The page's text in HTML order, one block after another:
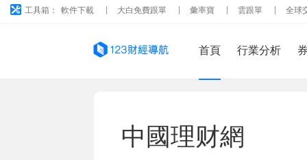
工具箱： 軟件下載 大白免費跟單 彙率寶 雲跟單 全球
首頁 行業分析
中國理财網